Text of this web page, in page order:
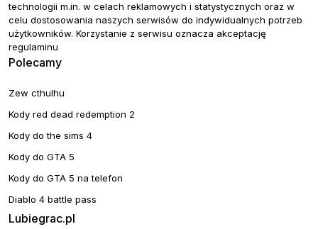
technologii m.in. w celach reklamowych i statystycznych oraz w
celu dostosowania naszych serwisów do indywidualnych potrzeb
użytkowników. Korzystanie z serwisu oznacza akceptację
regulaminu
Polecamy
Zew cthulhu
Kody red dead redemption 2
Kody do the sims 4
Kody do GTA 5
Kody do GTA 5 na telefon
Diablo 4 battle pass
Lubiegrac.pl